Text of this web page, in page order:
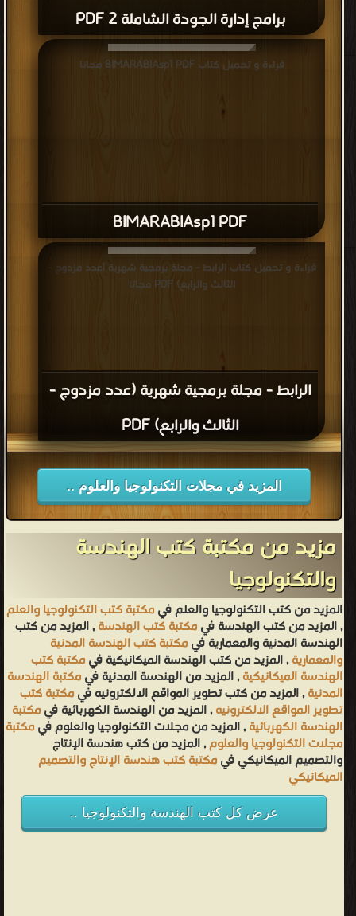
برامج إدارة الجودة الشاملة 2 PDF
BIMARABIAsp1 PDF
قراءة و تحميل كتاب BIMARABIAsp1 PDF مجانا
الرابط - مجلة برمجية شهرية (عدد مزدوج -
الثالث والرابع) PDF
قراءة و تحميل كتاب الرابط - مجلة برمجية شهرية (عدد مزدوج -
الثالث والرابع) PDF مجانا
المزيد في مجلات التكنولوجيا والعلوم ..
مزيد من مكتبة كتب الهندسة
والتكنولوجيا
المزيد من كتب التكنولوجيا والعلم فيمكتبة كتب التكنولوجيا والعلم
, المزيد من كتب الهندسة فيمكتبة كتب الهندسة, المزيد من كتب
الهندسة المدنية والمعمارية فيمكتبة كتب الهندسة المدنية
والمعمارية, المزيد من كتب الهندسة الميكانيكية فيمكتبة كتب
الهندسة الميكانيكية, المزيد من الهندسة المدنية فيمكتبة الهندسة
المدنية, المزيد من كتب تطوير المواقع الالكترونيه فيمكتبة كتب
تطوير المواقع الالكترونيه, المزيد من الهندسة الكهربائية فيمكتبة
الهندسة الكهربائية, المزيد من مجلات التكنولوجيا والعلوم فيمكتبة
مجلات التكنولوجيا والعلوم, المزيد من كتب هندسة الإنتاج
والتصميم الميكانيكي فيمكتبة كتب هندسة الإنتاج والتصميم
الميكانيكي
عرض كل كتب الهندسة والتكنولوجيا ..